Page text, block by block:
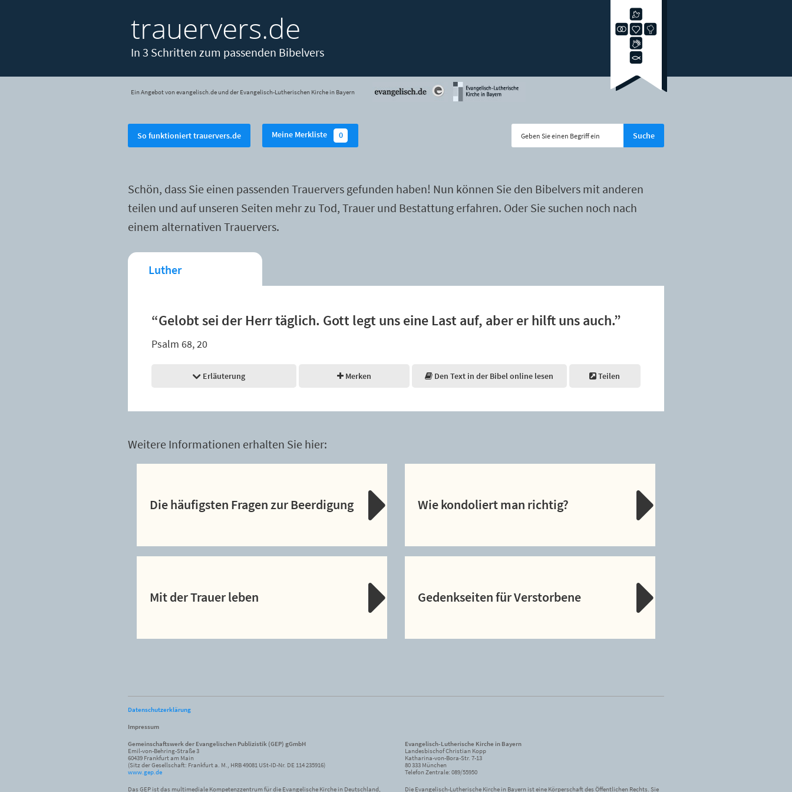
trauervers.de
In 3 Schritten zum passenden Bibelvers
Ein Angebot von evangelisch.de und der Evangelisch-Lutherischen Kirche in Bayern
So funktioniert trauervers.de Meine Merkliste 0
Schön, dass Sie einen passenden Trauervers gefunden haben! Nun können Sie den Bibelvers mit anderen
teilen und auf unseren Seiten mehr zu Tod, Trauer und Bestattung erfahren. Oder Sie suchen noch nach
einem alternativen Trauervers.
Luther
“Gelobt sei der Herr täglich. Gott legt uns eine Last auf, aber er hilft uns auch.”
Psalm 68, 20
Erläuterung Merken Den Text in der Bibel online lesen Teilen
Weitere Informationen erhalten Sie hier:
Die häufigsten Fragen zur Beerdigung Wie kondoliert man richtig?
Mit der Trauer leben Gedenkseiten für Verstorbene
Datenschutzerklärung
Impressum
Gemeinschaftswerk der Evangelischen Publizistik (GEP) gGmbH
Emil-von-Behring-Straße 3
60439 Frankfurt am Main
(Sitz der Gesellschaft: Frankfurt a. M., HRB 49081 USt-ID-Nr. DE 114 235916)
www.gep.de
Das GEP ist das multimediale Kompetenzzentrum für die Evangelische Kirche in Deutschland,
Evangelisch-Lutherische Kirche in Bayern
Landesbischof Christian Kopp
Katharina-von-Bora-Str. 7-13
80 333 München
Telefon Zentrale: 089/55950
Die Evangelisch-Lutherische Kirche in Bayern ist eine Körperschaft des Öffentlichen Rechts. Sie